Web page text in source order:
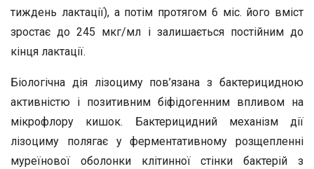
тиждень лактації), а потім протягом 6 міс. його вміст
зростає до 245 мкг/мл і залишається постійним до
кінця лактації.
Біологічна дія лізоциму пов’язана з бактерицидною
активністю і позитивним біфідогенним впливом на
мікрофлору кишок. Бактерицидний механізм дії
лізоциму полягає у ферментативному розщепленні
муреїнової оболонки клітинної стінки бактерій з